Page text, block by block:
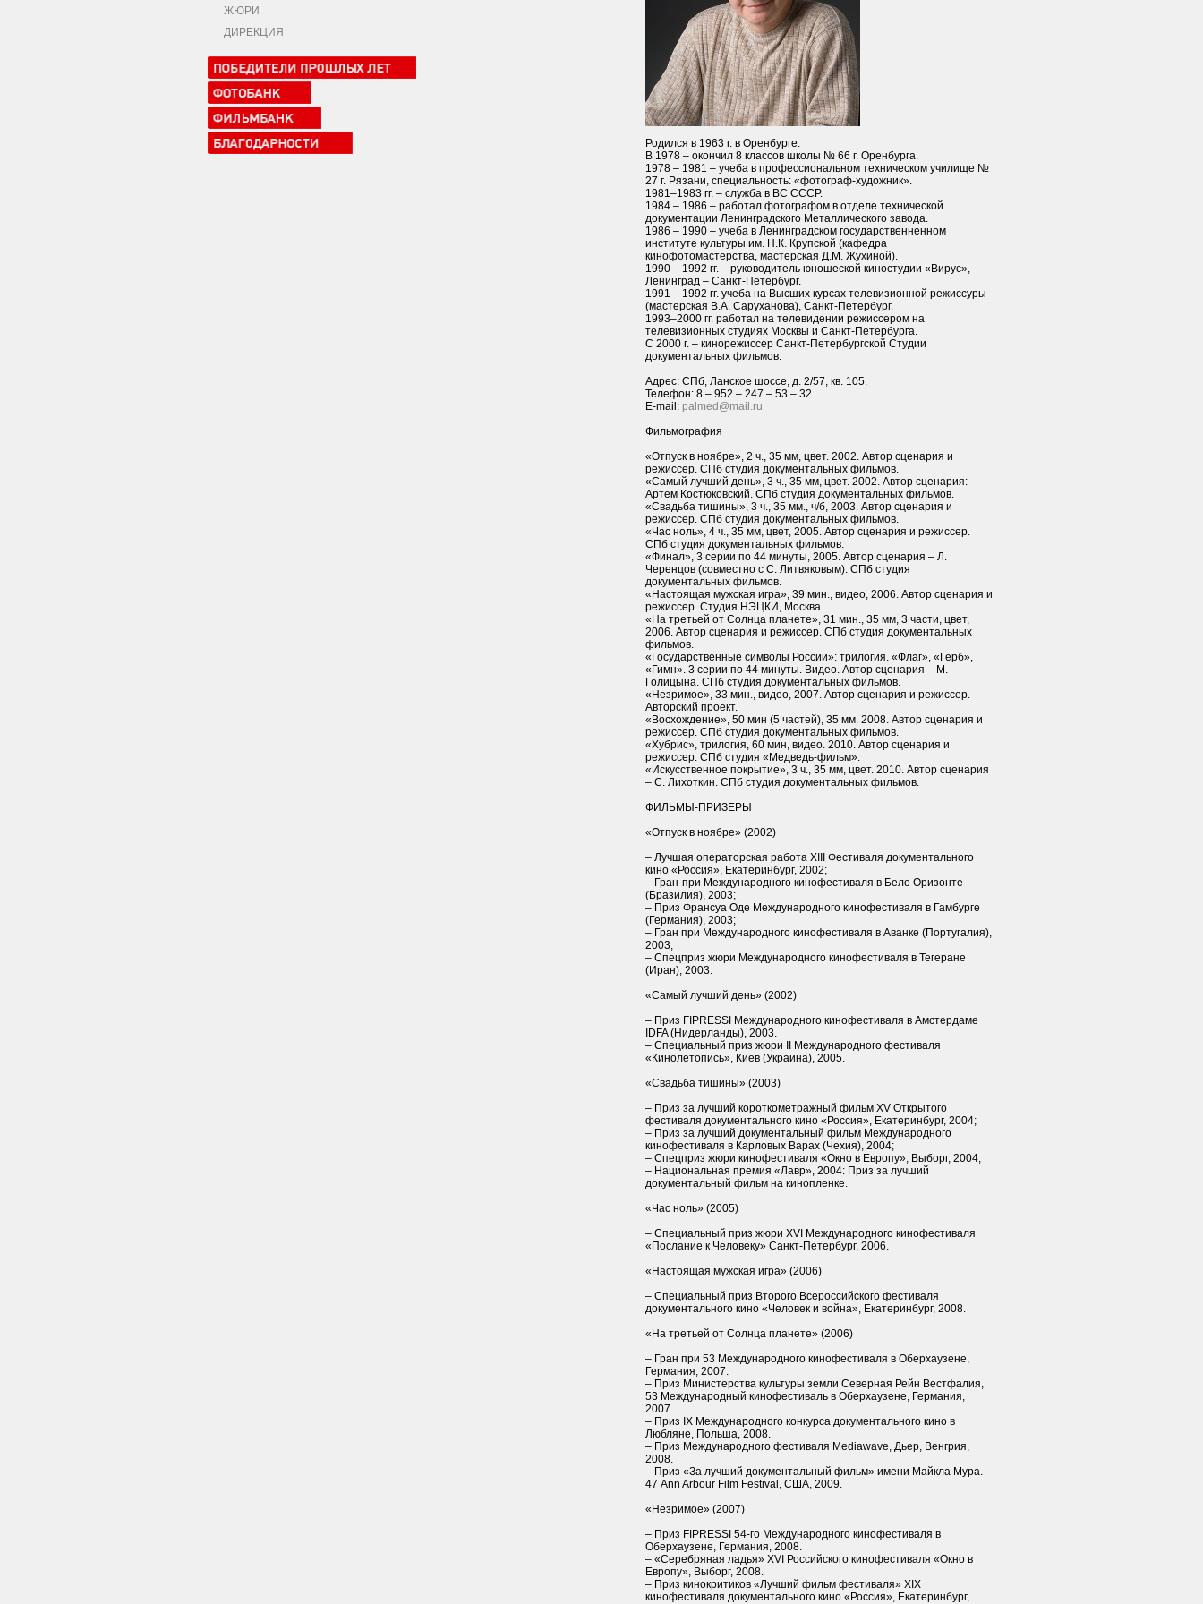
ЖЮРИ
ДИРЕКЦИЯ
Родился в 1963 г. в Оренбурге.
В 1978 – окончил 8 классов школы № 66 г. Оренбурга.
1978 – 1981 – учеба в профессиональном техническом училище №
27 г. Рязани, специальность: «фотограф-художник».
1981–1983 гг. – служба в ВС СССР.
1984 – 1986 – работал фотографом в отделе технической
документации Ленинградского Металлического завода.
1986 – 1990 – учеба в Ленинградском государственненном
институте культуры им. Н.К. Крупской (кафедра
кинофотомастерства, мастерская Д.М. Жухиной).
1990 – 1992 гг. – руководитель юношеской киностудии «Вирус»,
Ленинград – Санкт-Петербург.
1991 – 1992 гг. учеба на Высших курсах телевизионной режиссуры
(мастерская В.А. Саруханова), Санкт-Петербург.
1993–2000 гг. работал на телевидении режиссером на
телевизионных студиях Москвы и Санкт-Петербурга.
С 2000 г. – кинорежиссер Санкт-Петербургской Студии
документальных фильмов.
Адрес: СПб, Ланское шоссе, д. 2/57, кв. 105.
Телефон: 8 – 952 – 247 – 53 – 32
E-mail: palmed@mail.ru
Фильмография
«Отпуск в ноябре», 2 ч., 35 мм, цвет. 2002. Автор сценария и
режиссер. СПб студия документальных фильмов.
«Самый лучший день», 3 ч., 35 мм, цвет. 2002. Автор сценария:
Артем Костюковский. СПб студия документальных фильмов.
«Свадьба тишины», 3 ч., 35 мм., ч/б, 2003. Автор сценария и
режиссер. СПб студия документальных фильмов.
«Час ноль», 4 ч., 35 мм, цвет, 2005. Автор сценария и режиссер.
СПб студия документальных фильмов.
«Финал», 3 серии по 44 минуты, 2005. Автор сценария – Л.
Черенцов (совместно с С. Литвяковым). СПб студия
документальных фильмов.
«Настоящая мужская игра», 39 мин., видео, 2006. Автор сценария и
режиссер. Студия НЭЦКИ, Москва.
«На третьей от Солнца планете», 31 мин., 35 мм, 3 части, цвет,
2006. Автор сценария и режиссер. СПб студия документальных
фильмов.
«Государственные символы России»: трилогия. «Флаг», «Герб»,
«Гимн». 3 серии по 44 минуты. Видео. Автор сценария – М.
Голицына. СПб студия документальных фильмов.
«Незримое», 33 мин., видео, 2007. Автор сценария и режиссер.
Авторский проект.
«Восхождение», 50 мин (5 частей), 35 мм. 2008. Автор сценария и
режиссер. СПб студия документальных фильмов.
«Хубрис», трилогия, 60 мин, видео. 2010. Автор сценария и
режиссер. СПб студия «Медведь-фильм».
«Искусственное покрытие», 3 ч., 35 мм, цвет. 2010. Автор сценария
– С. Лихоткин. СПб студия документальных фильмов.
ФИЛЬМЫ-ПРИЗЕРЫ
«Отпуск в ноябре» (2002)
– Лучшая операторская работа XIII Фестиваля документального
кино «Россия», Екатеринбург, 2002;
– Гран-при Международного кинофестиваля в Бело Оризонте
(Бразилия), 2003;
– Приз Франсуа Оде Международного кинофестиваля в Гамбурге
(Германия), 2003;
– Гран при Международного кинофестиваля в Аванке (Португалия),
2003;
– Спецприз жюри Международного кинофестиваля в Тегеране
(Иран), 2003.
«Самый лучший день» (2002)
– Приз FIPRESSI Международного кинофестиваля в Амстердаме
IDFA (Нидерланды), 2003.
– Специальный приз жюри II Международного фестиваля
«Кинолетопись», Киев (Украина), 2005.
«Свадьба тишины» (2003)
– Приз за лучший короткометражный фильм XV Открытого
фестиваля документального кино «Россия», Екатеринбург, 2004;
– Приз за лучший документальный фильм Международного
кинофестиваля в Карловых Варах (Чехия), 2004;
– Спецприз жюри кинофестиваля «Окно в Европу», Выборг, 2004;
– Национальная премия «Лавр», 2004: Приз за лучший
документальный фильм на кинопленке.
«Час ноль» (2005)
– Специальный приз жюри XVI Международного кинофестиваля
«Послание к Человеку» Санкт-Петербург, 2006.
«Настоящая мужская игра» (2006)
– Специальный приз Второго Всероссийского фестиваля
документального кино «Человек и война», Екатеринбург, 2008.
«На третьей от Солнца планете» (2006)
– Гран при 53 Международного кинофестиваля в Оберхаузене,
Германия, 2007.
– Приз Министерства культуры земли Северная Рейн Вестфалия,
53 Международный кинофестиваль в Оберхаузене, Германия,
2007.
– Приз IX Международного конкурса документального кино в
Любляне, Польша, 2008.
– Приз Международного фестиваля Mediawave, Дьер, Венгрия,
2008.
– Приз «За лучший документальный фильм» имени Майкла Мура.
47 Ann Arbour Film Festival, США, 2009.
«Незримое» (2007)
– Приз FIPRESSI 54-го Международного кинофестиваля в
Оберхаузене, Германия, 2008.
– «Серебряная ладья» XVI Российского кинофестиваля «Окно в
Европу», Выборг, 2008.
– Приз кинокритиков «Лучший фильм фестиваля» XIX
кинофестиваля документального кино «Россия», Екатеринбург,